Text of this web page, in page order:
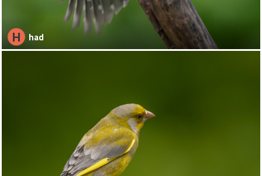
H had